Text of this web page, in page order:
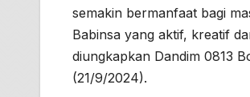
semakin bermanfaat bagi
Babinsa yang aktif, kreatif
diungkapkan Dandim 0813
(21/9/2024).